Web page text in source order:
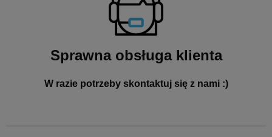
Sprawna obsługa klienta
W razie potrzeby skontaktuj się z nami :)